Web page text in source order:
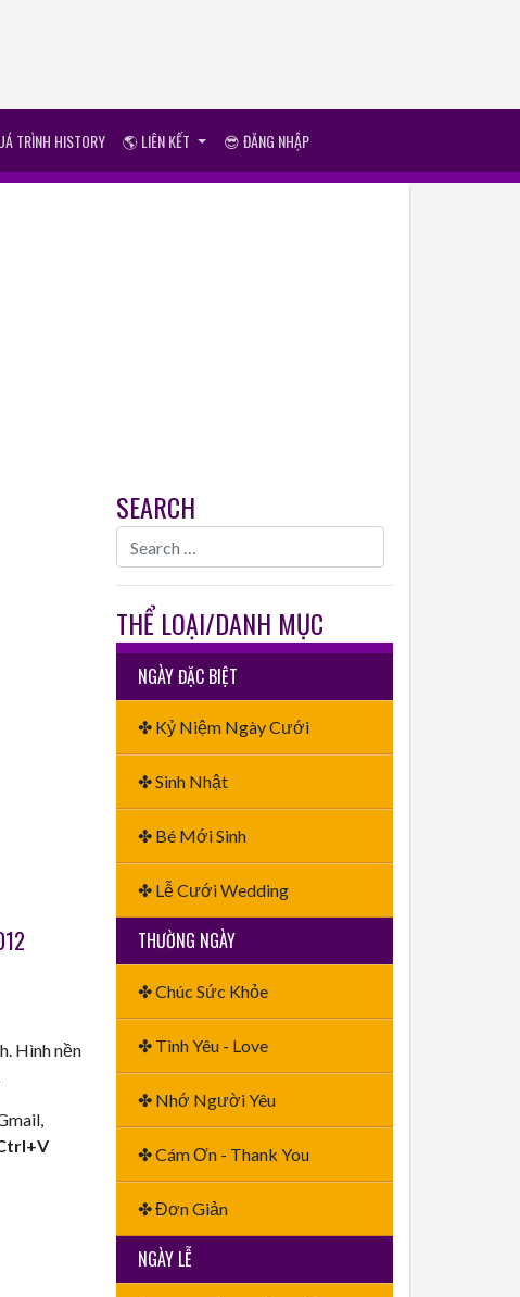
TRÌNH HISTORY 🌎 LIÊN KẾT 😎 ĐĂNG NHẬP
Hình nền
SEARCH
THỂ LOẠI/DANH MỤC
NGÀY ĐẶC BIỆT
✤ Kỷ Niệm Ngày Cưới
✤ Sinh Nhật
✤ Bé Mới Sinh
✤ Lễ Cưới Wedding
THƯỜNG NGÀY
✤ Chúc Sức Khỏe
✤ Tình Yêu - Love
✤ Nhớ Người Yêu
✤ Cám Ơn - Thank You
✤ Đơn Giản
NGÀY LỄ